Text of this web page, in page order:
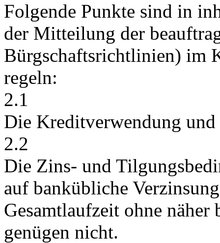
Folgende Punkte sind in
der Mitteilung der
Bürgschaftsrichtlinien) im
regeln:
2.1
Die Kreditverwendung und
2.2
Die Zins- und
auf bankübliche
Gesamtlaufzeit ohne
genügen nicht.